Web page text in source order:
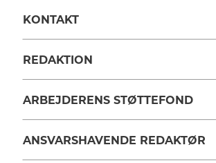
KONTAKT
REDAKTION
ARBEJDERENS STØTTEFOND
ANSVARSHAVENDE REDAKTØR